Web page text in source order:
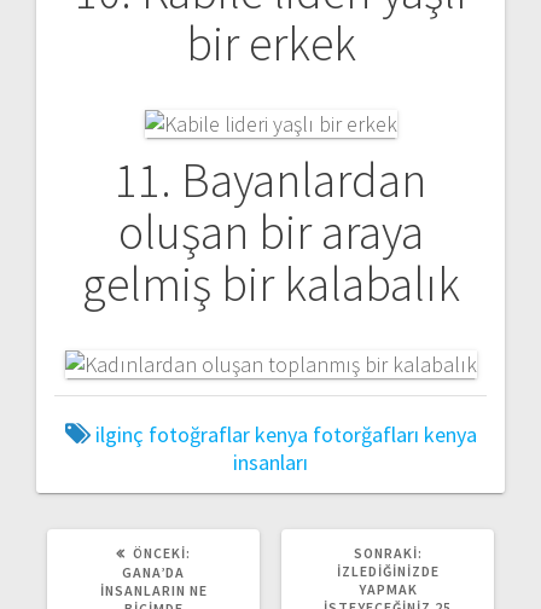
bir erkek
11. Bayanlardan
oluşan bir araya
gelmiş bir kalabalık
ilginç fotoğraflar kenya fotorğafları kenya
insanları
ÖNCEKI:
GANA’DA
İNSANLARIN NE
SONRAKI:
YAZI:
İZLEDIĞINIZDE
YAPMAK